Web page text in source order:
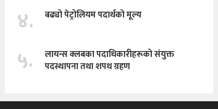
४. बढ्यो पेट्रोलियम पदार्थको मूल्य
५.
लायन्स क्लबका पदाधिकारीहरूको संयुक्त
पदस्थापना तथा शपथ ग्रहण